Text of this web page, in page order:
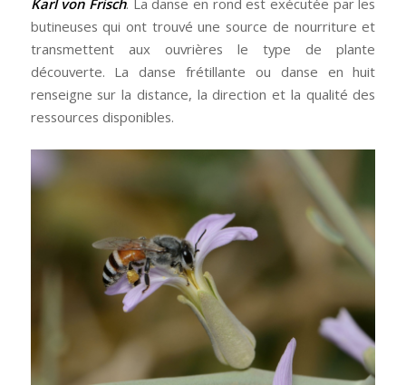
Karl von Frisch. La danse en rond est exécutée par les
butineuses qui ont trouvé une source de nourriture et
transmettent aux ouvrières le type de plante
découverte. La danse frétillante ou danse en huit
renseigne sur la distance, la direction et la qualité des
ressources disponibles.